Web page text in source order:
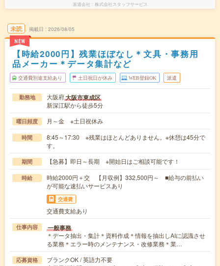
派遣会社 株式会社スタッフサービス
未読
NEW
掲載日 2026/08/05
【時給2000円】残業ほぼなし＊文具・事務用
品メーカー＊データ集計など
交通費別途支給あり 土日祝日が休み WEB登録OK 派遣
勤務地 大阪府大阪市東成区
新深江駅から徒歩5分
曜日頻度 月～金 ※土日祝休み
時間
8:45～17:30 ※残業はほとんどありません。※休憩は45分で
す。
期間 【急募】即日～長期 ※開始日はご相談可能です！
時給
時給2000円＋交 【月収例】332,500円～ ■給与の前払い
が可能な速払いサービスあり
交通費
交通費支給あり
仕事内容 一般事務
＊データ抽出・集計＊資料作成＊情報を抽出しAIに認識させ
る業務＊エラー時のメンテナンス・改修業務＊業…
応募資格
ブランクOK / 英語力不要